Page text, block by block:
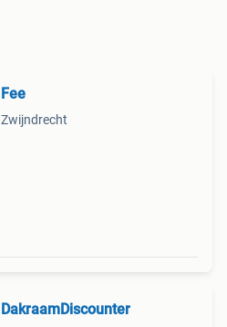
Fee
Zwijndrecht
DakraamDiscounter